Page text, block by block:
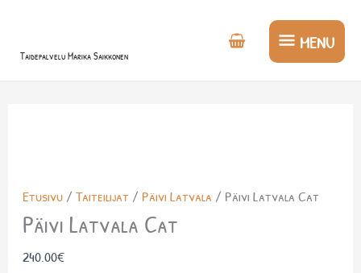
Taidepalvelu Marika Saikkonen
MENU
MENU
Etusivu/ Taiteilijat / Päivi Latvala / Päivi Latvala Cat
Päivi Latvala Cat
240.00€
määrä